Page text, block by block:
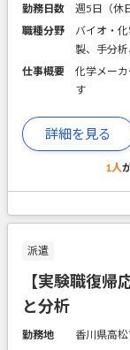
勤務日数
週5日（休
職種分野
バイオ・
製、手分析
仕事概要
化学メー
す
詳細を見る
1人
派遣
【実験職復
と分析
勤務地
香川県高